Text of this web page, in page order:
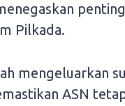
Pilkada.
mengeluarkan
ASN